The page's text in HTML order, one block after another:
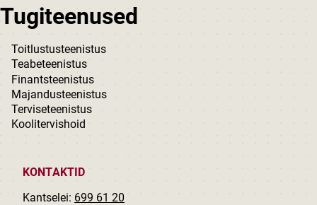
GÜMNAASIUM
MAJAD
HUVIÕPE
SÜNDMUSED
KALENDER
Tugiteenused
Toitlustusteenistus
Teabeteenistus
Finantsteenistus
Majandusteenistus
Terviseteenistus
Koolitervishoid
KONTAKTID
Kantselei: 699 61 20